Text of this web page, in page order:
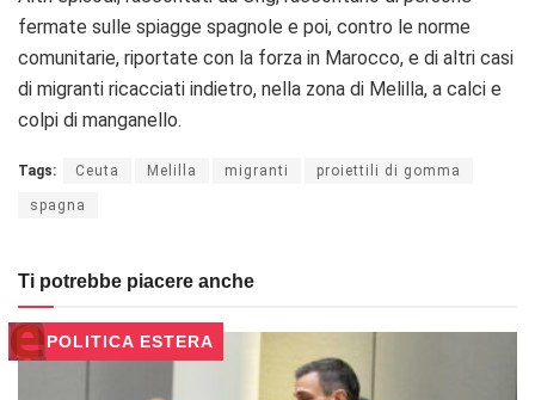
fermate sulle spiagge spagnole e poi, contro le norme
comunitarie, riportate con la forza in Marocco, e di altri casi
di migranti ricacciati indietro, nella zona di Melilla, a calci e
colpi di manganello.
Tags: Ceuta Melilla migranti proiettili di gomma
spagna
Ti potrebbe piacere anche
POLITICA ESTERA